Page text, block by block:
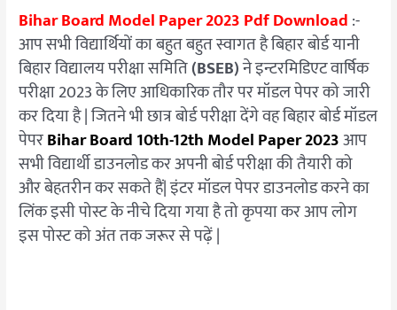
Bihar Board Model Paper 2023 Pdf Download:-
आप सभी विद्यार्थियों का बहुत बहुत स्वागत है बिहार बोर्ड यानी
बिहार विद्यालय परीक्षा समिति(BSEB)ने इन्टरमिडिएट वार्षिक
परीक्षा 2023 के लिए आधिकारिक तौर पर मॉडल पेपर को जारी
कर दिया है | जितने भी छात्र बोर्ड परीक्षा देंगे वह बिहार बोर्ड मॉडल
पेपरBihar Board 10th-12th Model Paper 2023आप
सभी विद्यार्थी डाउनलोड कर अपनी बोर्ड परीक्षा की तैयारी को
और बेहतरीन कर सकते हैं| इंटर मॉडल पेपर डाउनलोड करने का
लिंक इसी पोस्ट के नीचे दिया गया है तो कृपया कर आप लोग
इस पोस्ट को अंत तक जरूर से पढ़ें |
Matric
Inter
Model
Paper
2023